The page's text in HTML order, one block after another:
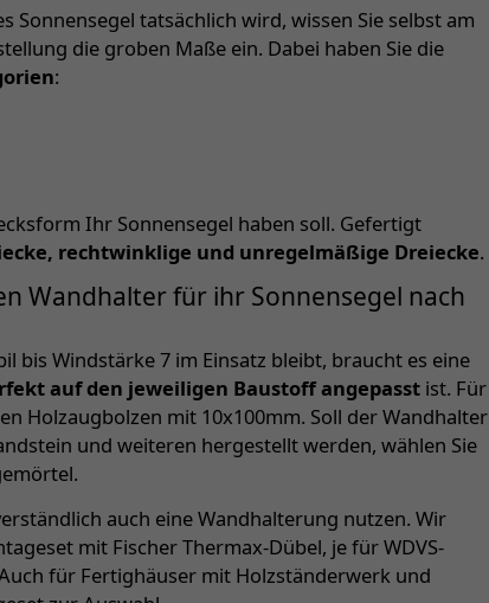
tatsächlich wird, wissen Sie selbst am
die groben Maße ein. Dabei haben Sie die
:
Ihr Sonnensegel haben soll. Gefertigt
rechtwinklige und unregelmäßige Dreiecke.
Wandhalter für ihr Sonnensegel nach
bis Windstärke 7 im Einsatz bleibt, braucht es eine
auf den jeweiligen Baustoff angepasst ist. Für
Holzaugbolzen mit 10x100mm. Soll der Wandhalter
und weiteren hergestellt werden, wählen Sie
auch eine Wandhalterung nutzen. Wir
mit Fischer Thermax-Dübel, je für WDVS-
für Fertighäuser mit Holzständerwerk und